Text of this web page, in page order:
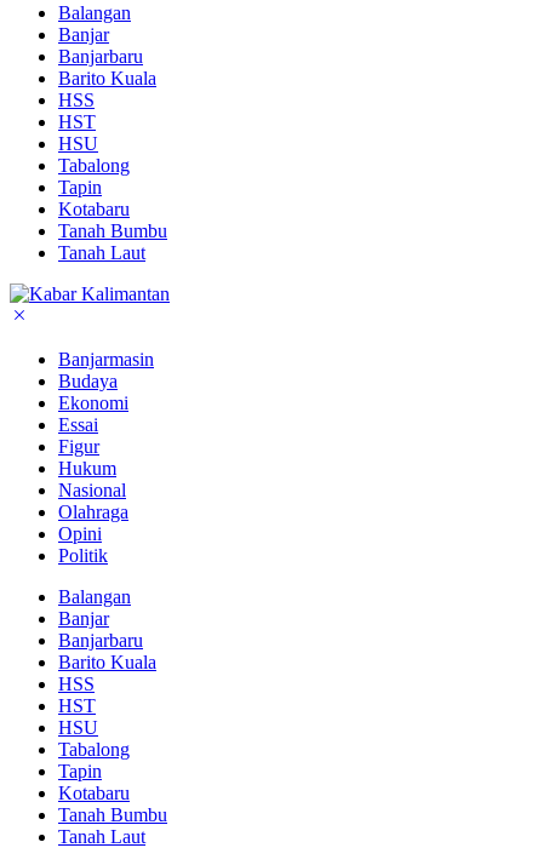
Balangan
Banjar
Banjarbaru
Barito Kuala
HSS
HST
HSU
Tabalong
Tapin
Kotabaru
Tanah Bumbu
Tanah Laut
Banjarmasin
Budaya
Ekonomi
Essai
Figur
Hukum
Nasional
Olahraga
Opini
Politik
Balangan
Banjar
Banjarbaru
Barito Kuala
HSS
HST
HSU
Tabalong
Tapin
Kotabaru
Tanah Bumbu
Tanah Laut